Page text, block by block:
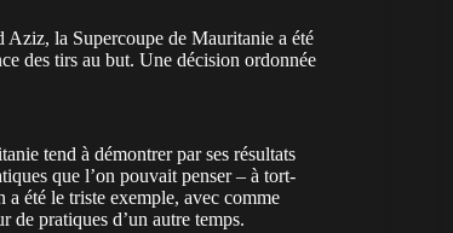
la Supercoupe de Mauritanie a été
des tirs au but. Une décision ordonnée
tend à démontrer par ses résultats
que l’on pouvait penser – à tort-
été le triste exemple, avec comme
pratiques d’un autre temps.